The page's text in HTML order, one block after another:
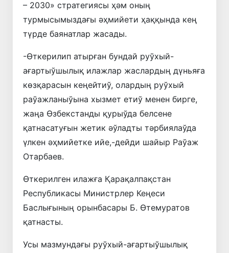
– 2030» стратегиясы ҳәм оның
турмысымыздағы әҳмийети ҳаққында кең
түрде баянатлар жасады.
-Өткерилип атырған бундай руўхый-
ағартыўшылық илажлар жаслардың дүньяға
көзқарасын кеңейтиў, олардың руўхый
раўажланыўына хызмет етиў менен бирге,
жаңа Өзбекстанды қурыўда белсене
қатнасатуғын жетик әўладты тәрбиялаўда
үлкен әҳмийетке ийе,-дейди шайыр Раўаж
Отарбаев.
Өткерилген илажға Қарақалпақстан
Республикасы Министрлер Кеңеси
Баслығының орынбасары Б. Өтемуратов
қатнасты.
Усы мазмундағы руўхый-ағартыўшылық